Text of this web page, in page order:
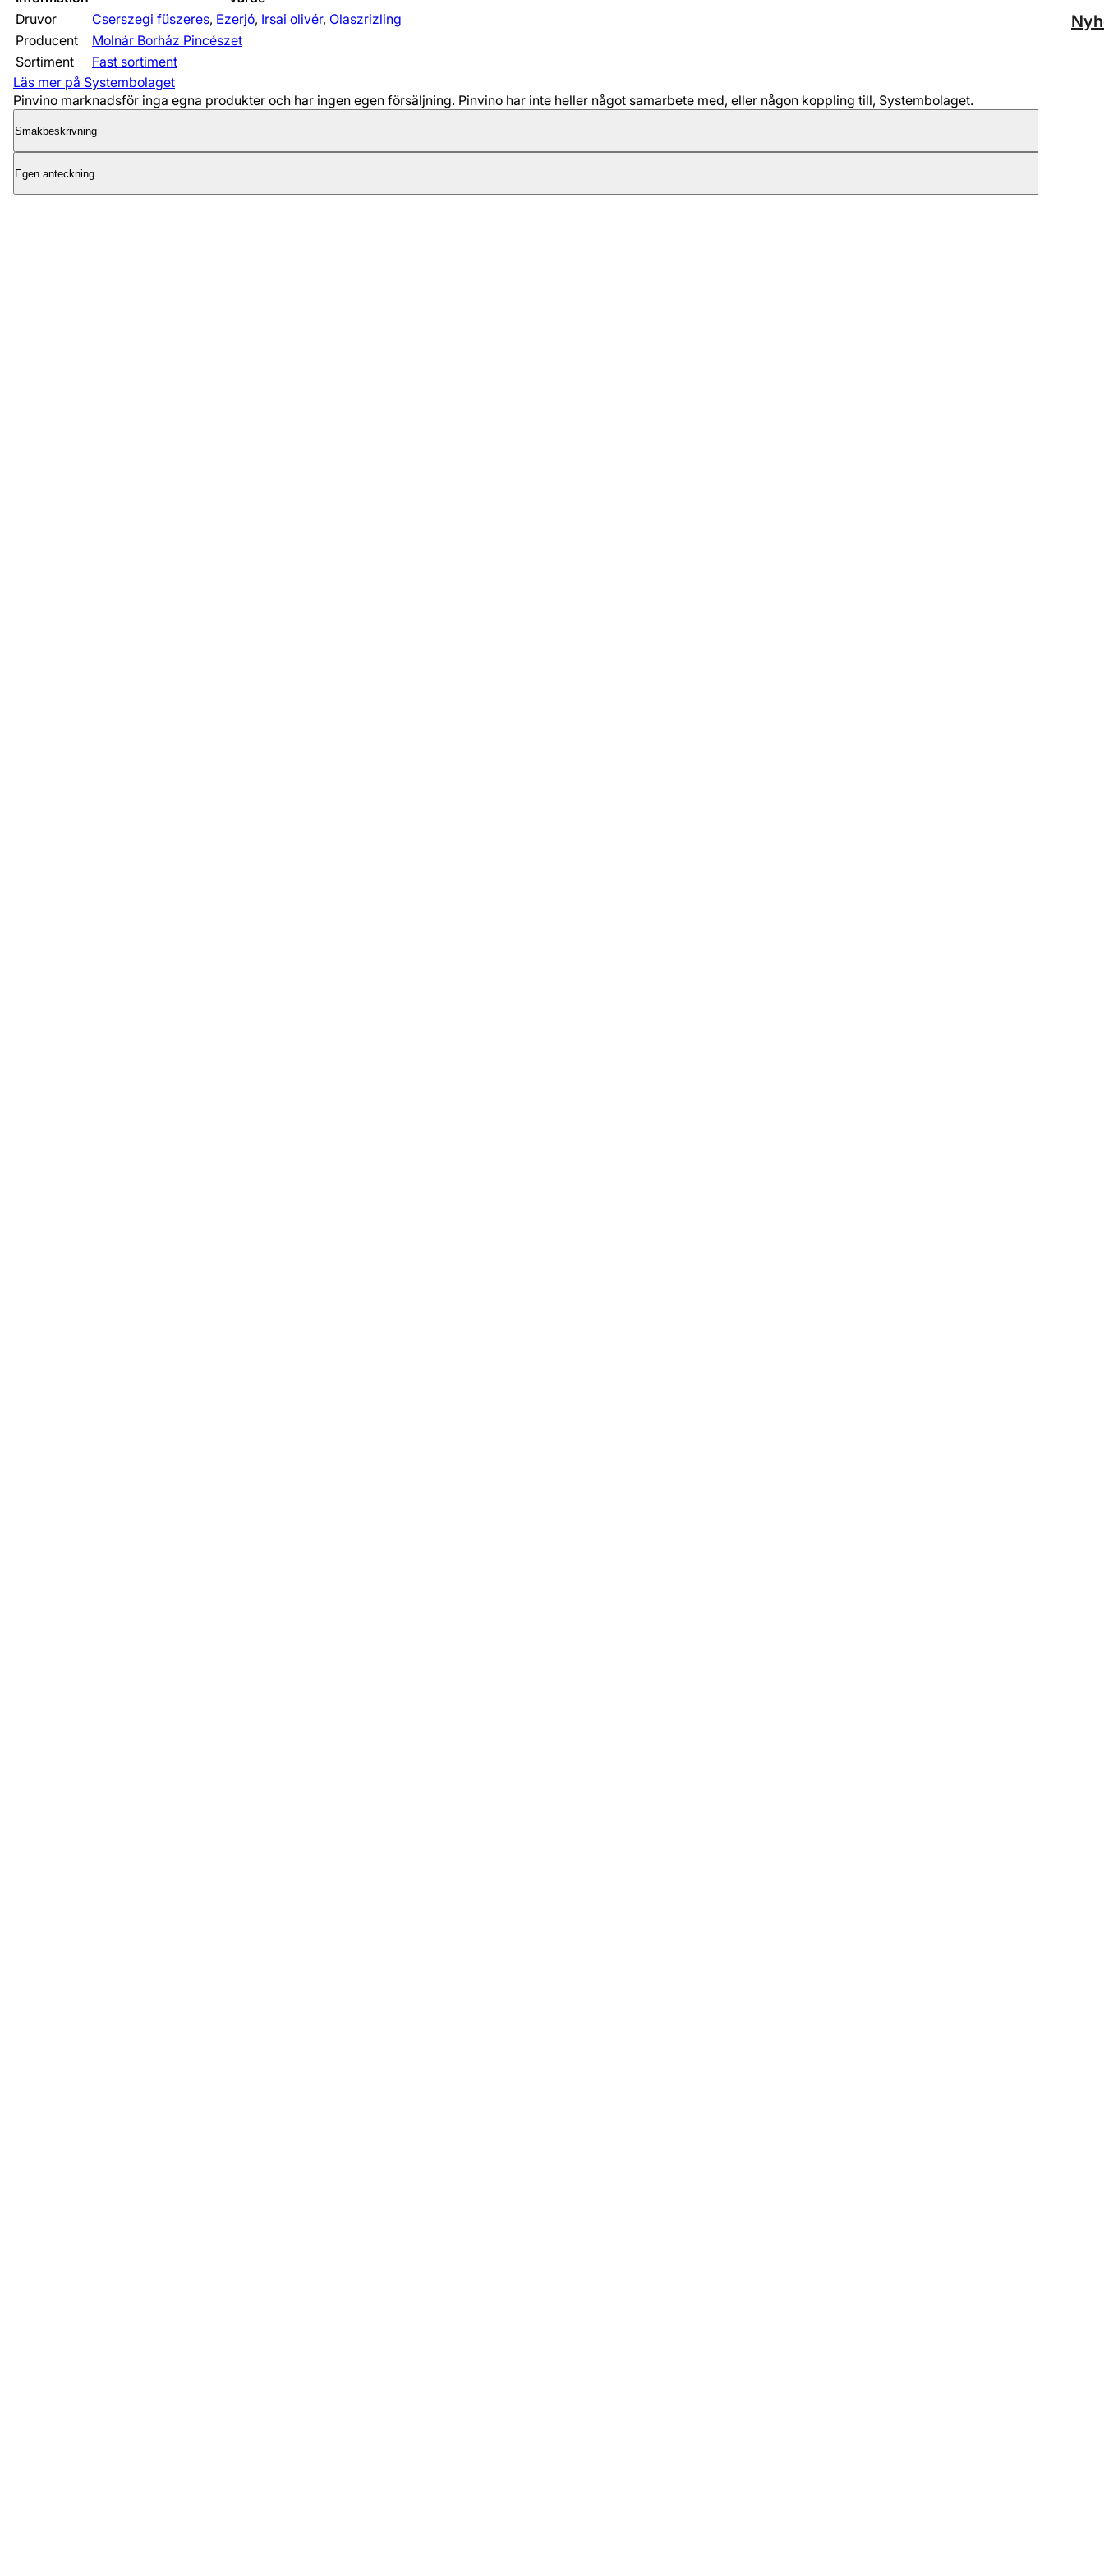
Druvor
Cserszegi füszeres, Ezerjó, Irsai olivér, Olaszrizling
Producent
Molnár Borház Pincészet
Sortiment
Fast sortiment
Läs mer på Systembolaget
Pinvino marknadsför inga egna produkter och har ingen egen försäljning. Pinvino har inte heller något samarbete med, eller någon koppling till, Systembolaget.
Smakbeskrivning
Egen anteckning